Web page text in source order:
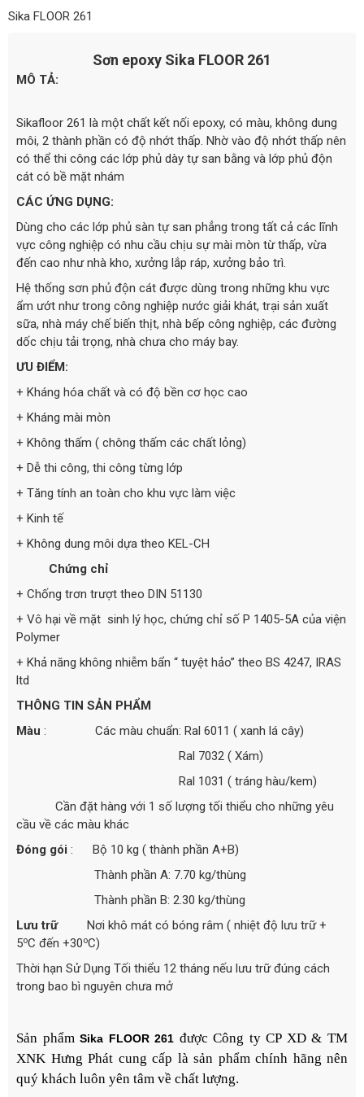
Sika FLOOR 261
Sơn epoxy Sika FLOOR 261
MÔ TẢ:
Sikafloor 261 là một chất kết nối epoxy, có màu, không dung
môi, 2 thành phần có độ nhớt thấp. Nhờ vào độ nhớt thấp nên
có thể thi công các lớp phủ dày tự san bằng và lớp phủ độn
cát có bề mặt nhám
CÁC ỨNG DỤNG:
Dùng cho các lớp phủ sàn tự san phẳng trong tất cả các lĩnh
vực công nghiệp có nhu cầu chịu sự mài mòn từ thấp, vừa
đến cao như nhà kho, xưởng lắp ráp, xưởng bảo trì.
Hệ thống sơn phủ độn cát được dùng trong những khu vực
ẩm ướt như trong công nghiệp nước giải khát, trại sản xuất
sữa, nhà máy chế biến thịt, nhà bếp công nghiệp, các đường
dốc chịu tải trọng, nhà chưa cho máy bay.
ƯU ĐIỂM:
+ Kháng hóa chất và có độ bền cơ học cao
+ Kháng mài mòn
+ Không thấm ( chông thấm các chất lỏng)
+ Dễ thi công, thi công từng lớp
+ Tăng tính an toàn cho khu vực làm việc
+ Kinh tế
+ Không dung môi dựa theo KEL-CH
Chứng chỉ
+ Chống trơn trượt theo DIN 51130
+ Vô hại về mặt sinh lý học, chứng chỉ số P 1405-5A của viện
Polymer
+ Khả năng không nhiễm bẩn “ tuyệt hảo” theo BS 4247, IRAS
ltd
THÔNG TIN SẢN PHẨM
Màu : Các màu chuẩn: Ral 6011 ( xanh lá cây)
Ral 7032 ( Xám)
Ral 1031 ( tráng hàu/kem)
Cần đặt hàng với 1 số lượng tối thiểu cho những yêu
cầu về các màu khác
Đóng gói : Bộ 10 kg ( thành phần A+B)
Thành phần A: 7.70 kg/thùng
Thành phần B: 2.30 kg/thùng
Lưu trữNơi khô mát có bóng râm ( nhiệt độ lưu trữ +
5oC đến +30oC)
Thời hạn Sử Dụng Tối thiểu 12 tháng nếu lưu trữ đúng cách
trong bao bì nguyên chưa mở
Sản phẩmSika FLOOR 261 đượcCông ty CP XD & TM
XNK Hưng Phát cung cấp là sản phẩm chính hãng nên
quý khách luôn yên tâm về chất lượng.